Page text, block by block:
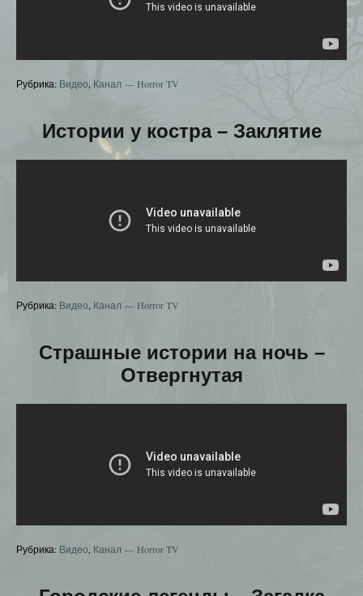
Рубрика: Видео, Канал — Horror TV
Истории у костра – Заклятие
Рубрика: Видео Канал — Horror TV
Страшные истории на ночь –
Отвергнутая
Рубрика: Видео Канал — Horror TV